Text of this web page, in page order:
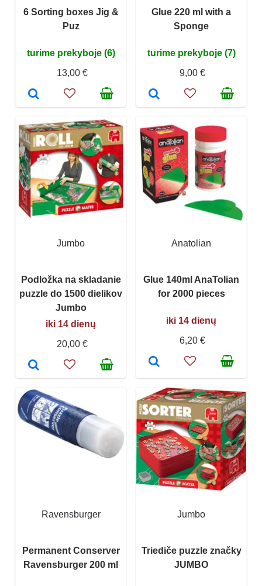
6 Sorting boxes Jig &
Puz
turime prekyboje (6)
13,00 €
Glue 220 ml with a
Sponge
turime prekyboje (7)
9,00 €
Jumbo
Podložka na skladanie
puzzle do 1500 dielikov
Jumbo
iki 14 dienų
20,00 €
Anatolian
Glue 140ml AnaTolian
for 2000 pieces
iki 14 dienų
6,20 €
Ravensburger
Permanent Conserver
Ravensburger 200 ml
Jumbo
Triediče puzzle značky
JUMBO